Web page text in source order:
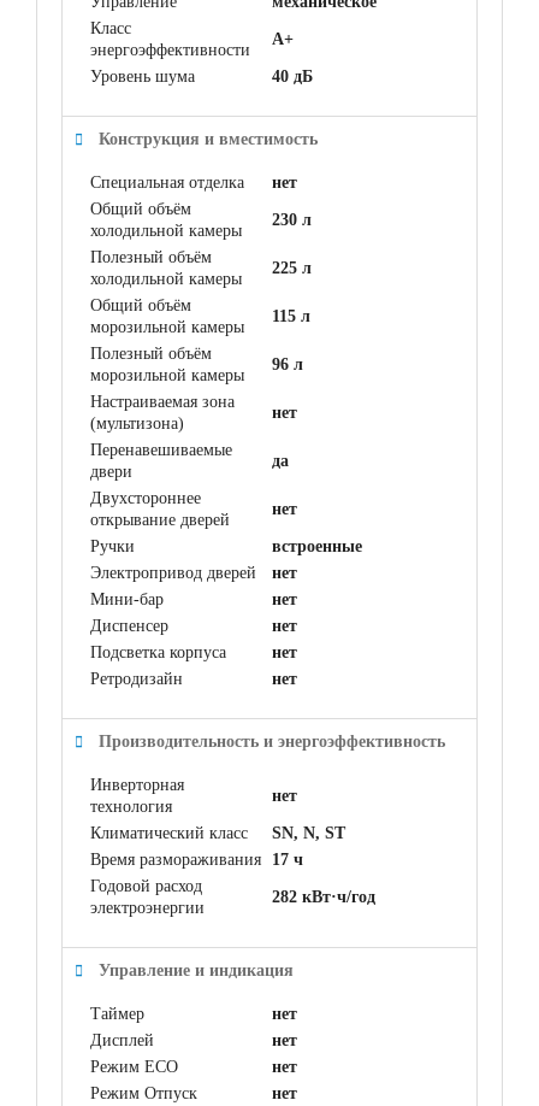
Класс
энергоэффективности
A+
Уровень шума 40 дБ
Конструкция и вместимость
Специальная отделка
нет
Общий объём
холодильной камеры
230 л
Полезный объём
холодильной камеры
225 л
Общий объём
морозильной камеры
115 л
Полезный объём
морозильной камеры
96 л
Настраиваемая зона
(мультизона)
нет
Перенавешиваемые
двери
да
Двухстороннее
открывание дверей
нет
Ручки
встроенные
Электропривод дверей
нет
Мини-бар
нет
Диспенсер
нет
Подсветка корпуса
нет
Ретродизайн
нет
Производительность и энергоэффективность
Инверторная
технология
нет
Климатический класс
SN, N, ST
Время размораживания
17 ч
Годовой расход
электроэнергии
282 кВт·ч/год
Управление и индикация
Таймер
нет
Дисплей
нет
Режим ECO
нет
Режим Отпуск
нет